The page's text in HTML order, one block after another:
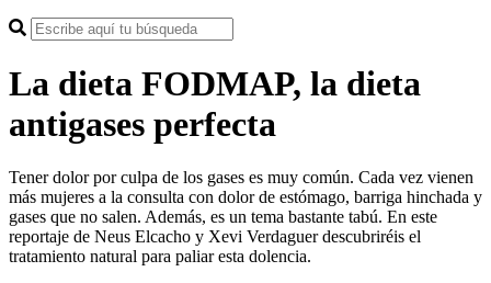
La dieta FODMAP, la dieta
antigases perfecta
Tener dolor por culpa de los gases es muy común. Cada vez vienen
más mujeres a la consulta con dolor de estómago, barriga hinchada y
gases que no salen. Además, es un tema bastante tabú. En este
reportaje de Neus Elcacho y Xevi Verdaguer descubriréis el
tratamiento natural para paliar esta dolencia.